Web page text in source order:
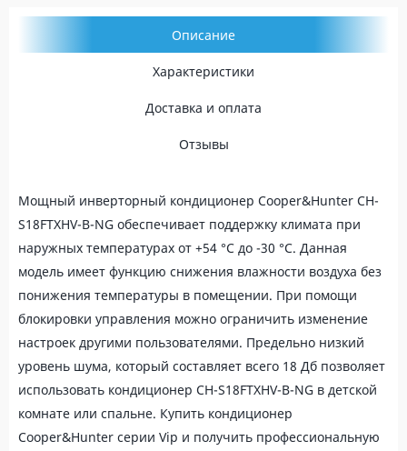
Описание
Характеристики
Доставка и оплата
Отзывы
Мощный инверторный кондиционер Cooper&Hunter CH-
S18FTXHV-B-NG обеспечивает поддержку климата при
наружных температурах от +54 °С до -30 °С. Данная
модель имеет функцию снижения влажности воздуха без
понижения температуры в помещении. При помощи
блокировки управления можно ограничить изменение
настроек другими пользователями. Предельно низкий
уровень шума, который составляет всего 18 Дб позволяет
использовать кондиционер CH-S18FTXHV-B-NG в детской
комнате или спальне. Купить кондиционер
Cooper&Hunter серии Vip и получить профессиональную